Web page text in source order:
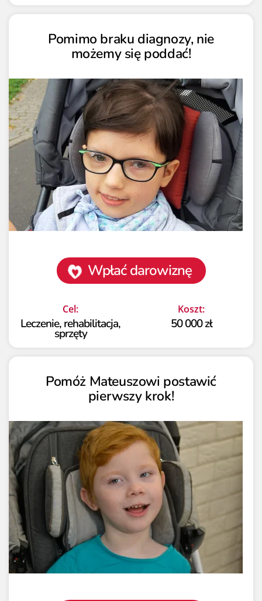
Pomimo braku diagnozy, nie
możemy się poddać!
Wpłać darowiznę
Cel:
Leczenie, rehabilitacja,
sprzęty
Koszt:
50 000 zł
Pomóż Mateuszowi postawić
pierwszy krok!